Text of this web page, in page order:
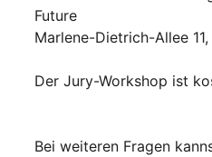
Future
Marlene-Dietrich-Allee
Der Jury-Workshop ist
Bei weiteren Fragen